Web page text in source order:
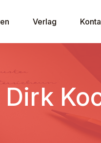
Verlag
Dirk